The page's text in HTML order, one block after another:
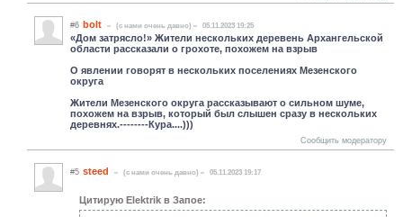
#6 bolt (c нами очень давно) 05.11.2023 19:25
«Дом затрясло!» Жители нескольких деревень Архангельской
области рассказали о грохоте, похожем на взрыв
О явлении говорят в нескольких поселениях Мезенского
округа
Жители Мезенского округа рассказывают о сильном шуме,
похожем на взрыв, который был слышен сразу в нескольких
деревнях.--------Кура....)))
Сообщить модератору
#5 steed (c нами очень давно) 05.11.2023 19:17
Цитирую Elektrik в Запое: